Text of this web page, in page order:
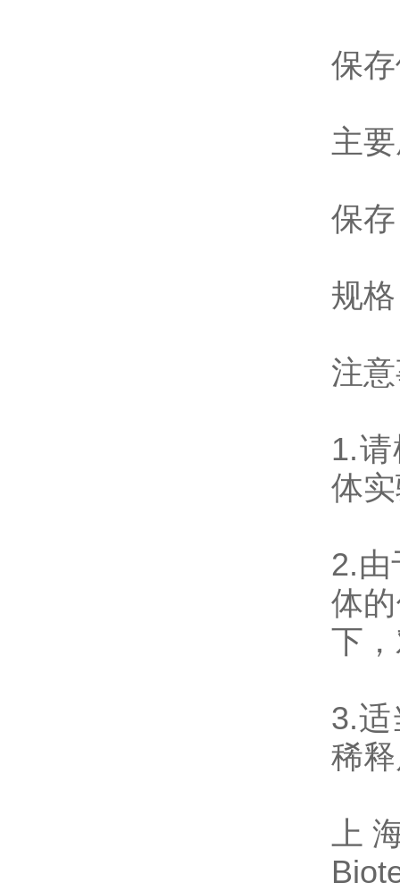
保
主
保
规
注
1.
体
2.由
体
下
3.适
稀
上